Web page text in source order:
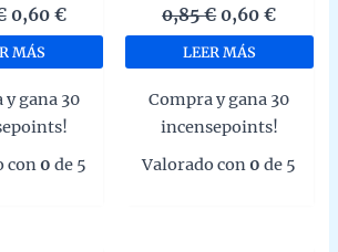
El
precio
original
0,85 €.
0,60 €El
precio
0,60 €.
MÁS
gana 30
con0 de 5
0,85€ El
precio
original
0,85 €.
0,60€El
precio
0,60 €.
LEER MÁS
Compra y gana 30
incensepoints!
Valorado con0 de 5